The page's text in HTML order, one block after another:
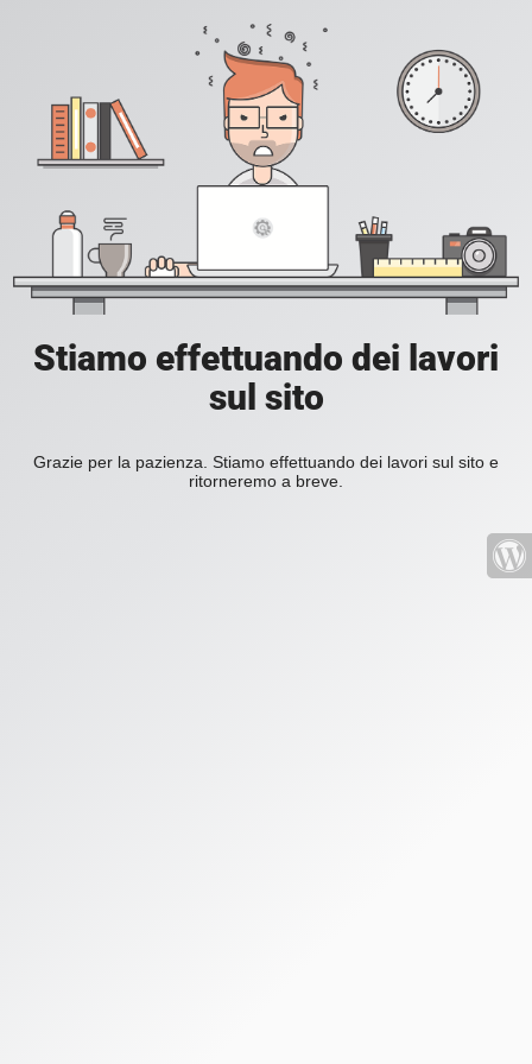
Stiamo effettuando dei lavori
sul sito
Grazie per la pazienza. Stiamo effettuando dei lavori sul sito e
ritorneremo a breve.